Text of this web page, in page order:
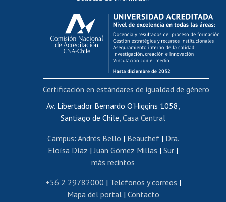
Calificación académica
Postulación al AUCAI
Funcionarias/os
Cursos internos de capacitación
Bienestar del personal
Portal de movilidad interna
Certificado de renta
Certificado de renta honorarios
Editar páginas blancas
Extranjeras/os
Revalidación y reconocimiento de títulos
Postulación al Programa de Movilidad Estudiantil
Av. Libertador Bernardo O'Higgins 1058,
Santiago de Chile, Casa Central
Campus: Andrés Bello | Beauchef| Dra.
Eloísa Díaz | Juan Gómez Millas | Sur |
más recintos
+56 2 29782000 | Teléfonos y correos |
Mapa del portal| Contacto
Certificación en estándares de igualdad de género